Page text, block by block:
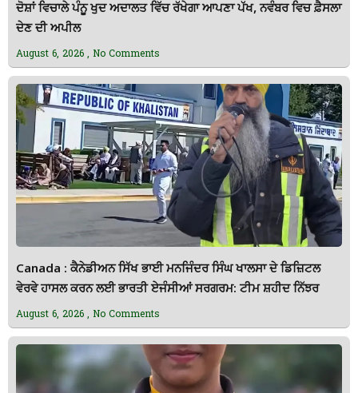
ਦੋਸ਼ਾਂ ਵਿਚਾਲੇ ਪੰਨੂ ਖੁਦ ਅਦਾਲਤ ਵਿੱਚ ਰੱਖੇਗਾ ਆਪਣਾ ਪੱਖ, ਨਵੰਬਰ ਵਿਚ ਫ਼ੈਸਲਾ
ਦੇਣ ਦੀ ਅਪੀਲ
August 6, 2026 No Comments
Canada : ਕੈਨੇਡੀਅਨ ਸਿੱਖ ਭਾਈ ਮਨਜਿੰਦਰ ਸਿੰਘ ਖਾਲਸਾ ਦੇ ਡਿਜ਼ਿਟਲ
ਵੇਰਵੇ ਹਾਸਲ ਕਰਨ ਲਈ ਭਾਰਤੀ ਏਜੰਸੀਆਂ ਸਰਗਰਮ: ਟੀਮ ਸ਼ਹੀਦ ਨਿੱਝਰ
August 6, 2026 No Comments